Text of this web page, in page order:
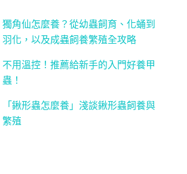
獨角仙怎麼養？從幼蟲飼育、化蛹到
羽化，以及成蟲飼養繁殖全攻略
不用溫控！推薦給新手的入門好養甲
蟲！
「鍬形蟲怎麼養」淺談鍬形蟲飼養與
繁殖